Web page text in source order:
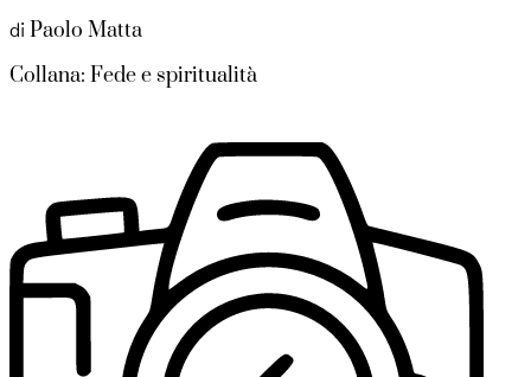
di Paolo Matta
Collana: Fede e spiritualità